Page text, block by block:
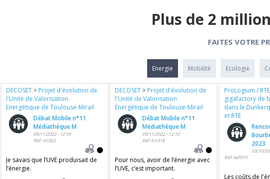
Plus de 2
FAITES VOTRE
Energie Mobilité Ecologie
DECOSET > Projet d'évolution de
l'Unité de Valorisation
Energétique de Toulouse-Mirail
Débat Mobile n°11
Médiathèque M
09/11/2022 - 12:10
Réf. nh922
Je savais que l’UVE produisait de
l’énergie.
DECOSET > Projet d'évolution de
l'Unité de Valorisation
Energétique de Toulouse-Mirail
Débat Mobile n°11
Médiathèque M
09/11/2022 - 12:10
Réf. hn318
Pour nous, avoir de l’énergie avec
l’UVE, c’est important.
ProLogium / RTE
gigafactory de
dans le
et RTE
2023
03/10/
Réf. twf919
Les coûts de